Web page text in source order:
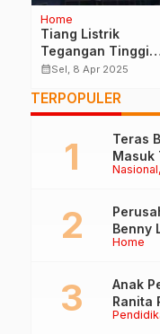
Home
Tiang Listrik
Tegangan Tinggi
Patah Diatas Rumah
Laporan Warga
calendar_monthSel, 8 Apr 2025
TERPOPULER
Nasional
Teras
Masuk
Penilai
Home
Benny
Anak
Ranita
Guru